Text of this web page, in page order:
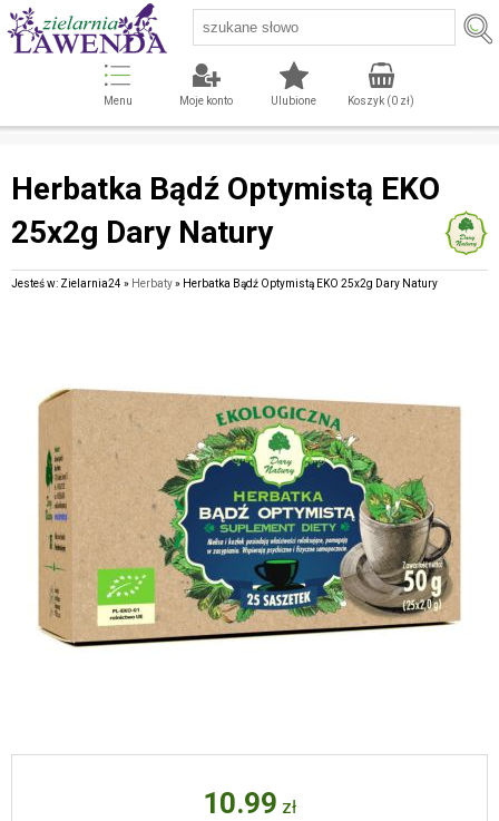
Menu Moje konto Ulubione Koszyk (0zł)
Herbatka Bądź Optymistą EKO
25x2g Dary Natury
Jesteś w: Zielarnia24 » Herbaty» Herbatka Bądź Optymistą EKO 25x2g Dary Natury
10.99 zł